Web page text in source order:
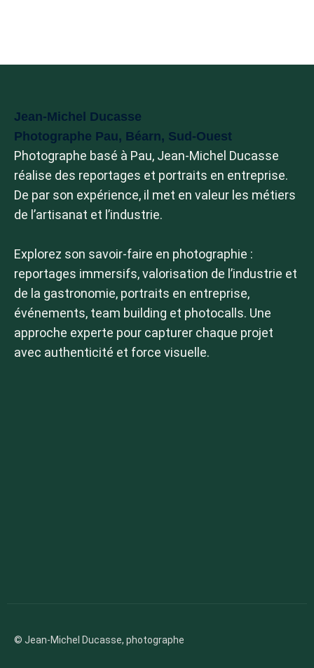
Jean-Michel Ducasse
Photographe Pau, Béarn, Sud-Ouest
Photographe basé à Pau, Jean-Michel Ducasse
réalise des reportages et portraits en entreprise.
De par son expérience, il met en valeur les métiers
de l’artisanat et l’industrie.
Explorez son savoir-faire en photographie :
reportages immersifs, valorisation de l’industrie et
de la gastronomie, portraits en entreprise,
événements, team building et photocalls. Une
approche experte pour capturer chaque projet
avec authenticité et force visuelle.
© Jean-Michel Ducasse, photographe